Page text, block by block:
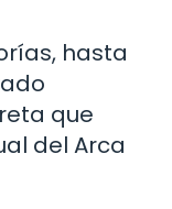
hasta
que
del Arca